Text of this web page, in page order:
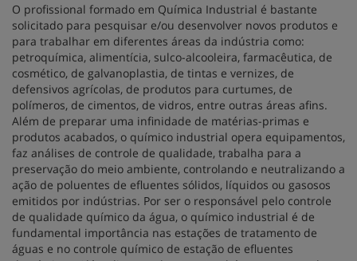
O profissional formado em Química Industrial é bastante
solicitado para pesquisar e/ou desenvolver novos produtos e
para trabalhar em diferentes áreas da indústria como:
petroquímica, alimentícia, sulco-alcooleira, farmacêutica, de
cosmético, de galvanoplastia, de tintas e vernizes, de
defensivos agrícolas, de produtos para curtumes, de
polímeros, de cimentos, de vidros, entre outras áreas afins.
Além de preparar uma infinidade de matérias-primas e
produtos acabados, o químico industrial opera equipamentos,
faz análises de controle de qualidade, trabalha para a
preservação do meio ambiente, controlando e neutralizando a
ação de poluentes de efluentes sólidos, líquidos ou gasosos
emitidos por indústrias. Por ser o responsável pelo controle
de qualidade químico da água, o químico industrial é de
fundamental importância nas estações de tratamento de
águas e no controle químico de estação de efluentes